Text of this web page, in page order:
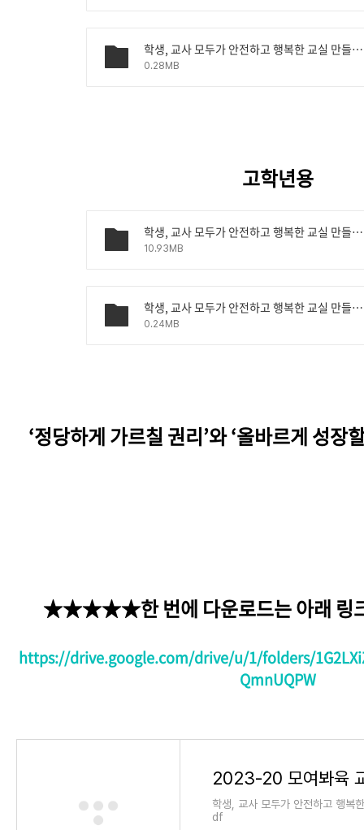
학생, 교사 모두가 안전하고 행복한 교실 만들기_저학년_활동지.pdf
0.28MB
고학년용
학생, 교사 모두가 안전하고 행복한 교실 만들기_고학년_PPT.pptx
10.93MB
학생, 교사 모두가 안전하고 행복한 교실 만들기_고학년_활동지.pdf
0.24MB
‘정당하게 가르칠 권리’와‘올바르게 성장
★★★★★한 번에 다운로드는 아래
https://drive.google.com/drive/u/1/folders/
QmnUQPW
학생, 교사 모두가 안전하고 행복
df